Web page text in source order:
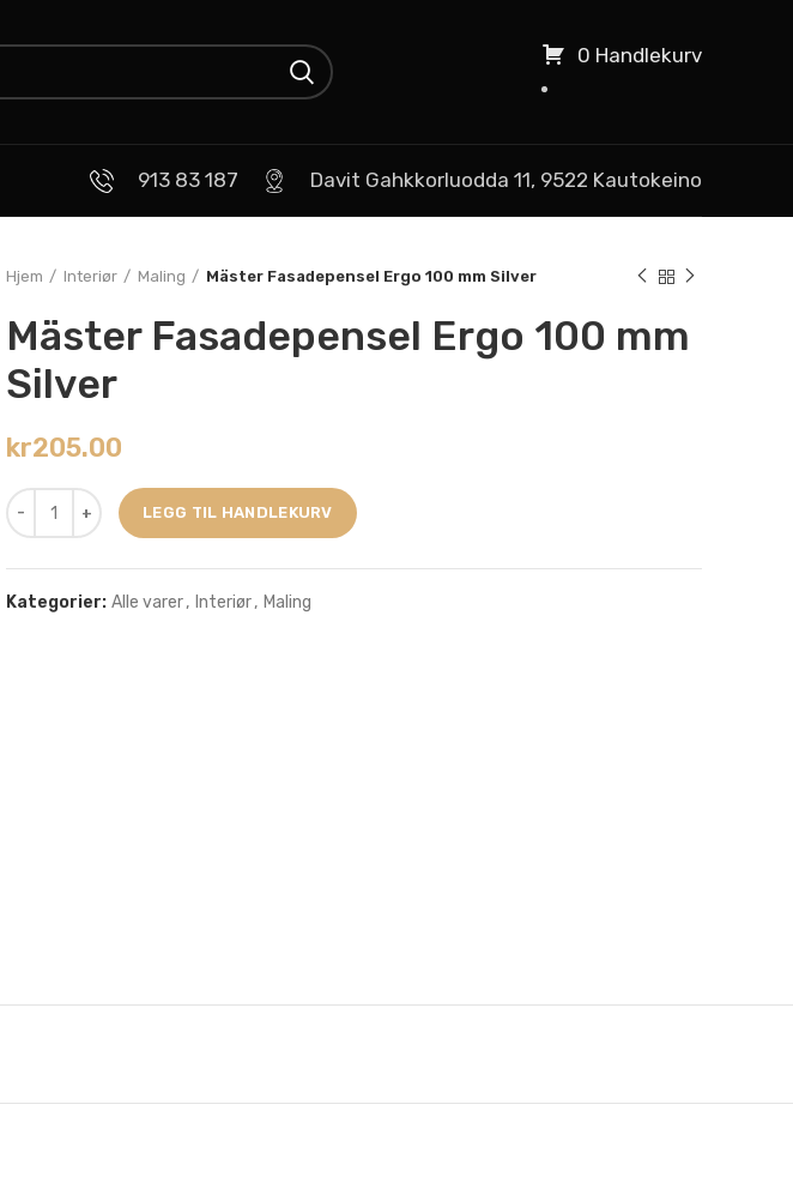
0 Handlekurv
913 83 187 Davit Gahkkorluodda 11, 9522 Kautokeino
Hjem Interiør Maling Mäster Fasadepensel Ergo 100 mm Silver
Mäster Fasadepensel Ergo 100 mm
Silver
kr205.00
LEGG TIL HANDLEKURV
Kategorier: Alle varer, Interiør, Maling